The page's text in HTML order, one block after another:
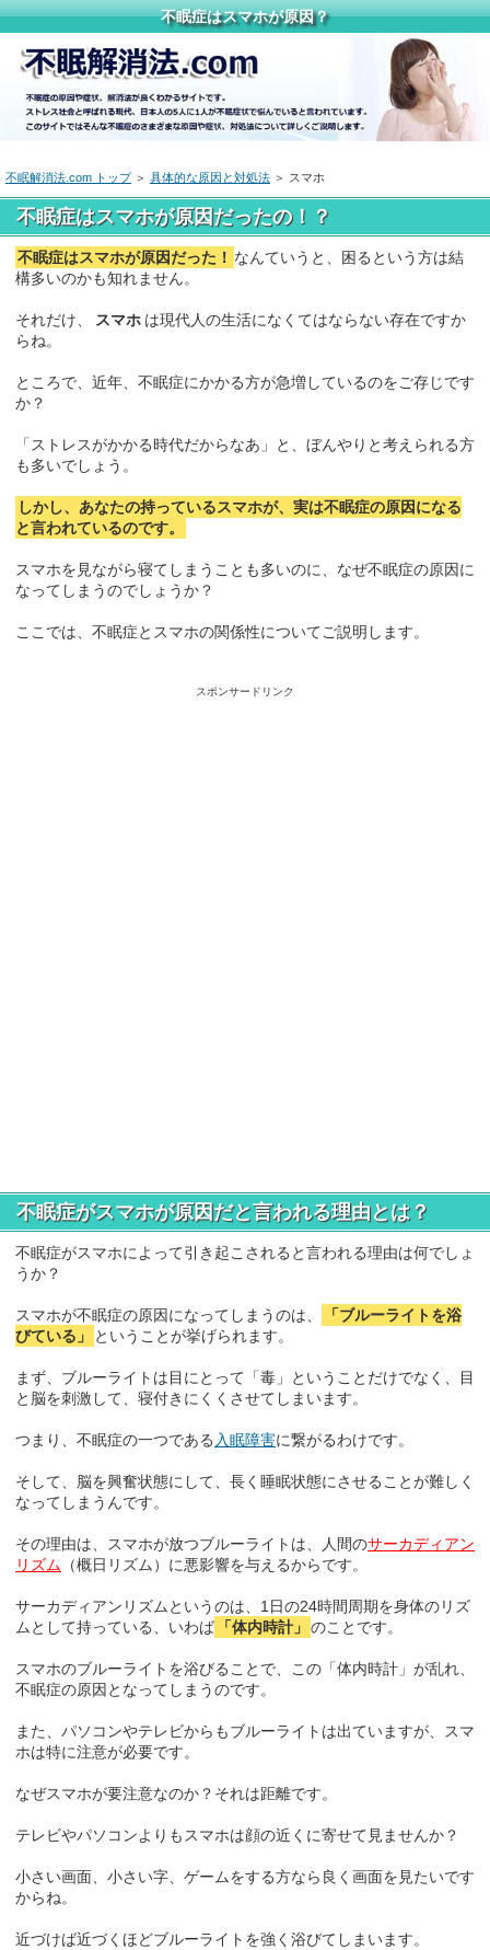
不眠症はスマホが原因？
不眠解消法.com トップ＞ 具体的な原因と対処法 ＞ スマホ
不眠症はスマホが原因だったの！？
不眠症はスマホが原因だった！ なんていうと、困るという方は結
構多いのかも知れません。
それだけ、 スマホ は現代人の生活になくてはならない存在ですか
らね。
ところで、近年、不眠症にかかる方が急増しているのをご存じです
か？
「ストレスがかかる時代だからなあ」と、ぼんやりと考えられる方
も多いでしょう。
しかし、あなたの持っているスマホが、実は不眠症の原因になる
と言われているのです。
スマホを見ながら寝てしまうことも多いのに、なぜ不眠症の原因に
なってしまうのでしょうか？
ここでは、不眠症とスマホの関係性についてご説明します。
スポンサードリンク
不眠症がスマホが原因だと言われる理由とは？
不眠症がスマホによって引き起こされると言われる理由は何でしょ
うか？
スマホが不眠症の原因になってしまうのは、
「ブルーライトを浴
びている」
ということが挙げられます。
まず、ブルーライトは目にとって「毒」ということだけでなく、目
と脳を刺激して、寝付きにくくさせてしまいます。
つまり、不眠症の一つである 入眠障害に繋がるわけです。
そして、脳を興奮状態にして、長く睡眠状態にさせることが難しく
なってしまうんです。
その理由は、スマホが放つブルーライトは、人間のサーカディアン
リズム （概日リズム）に悪影響を与えるからです。
サーカディアンリズムというのは、1日の24時間周期を身体のリズ
ムとして持っている、いわば
「体内時計」 のことです。
スマホのブルーライトを浴びることで、この「体内時計」が乱れ、
不眠症の原因となってしまうのです。
また、パソコンやテレビからもブルーライトは出ていますが、スマ
ホは特に注意が必要です。
なぜスマホが要注意なのか？それは距離です。
テレビやパソコンよりもスマホは顔の近くに寄せて見ませんか？
小さい画面、小さい字、ゲームをする方なら良く画面を見たいです
からね。
近づけば近づくほどブルーライトを強く浴びてしまいます。